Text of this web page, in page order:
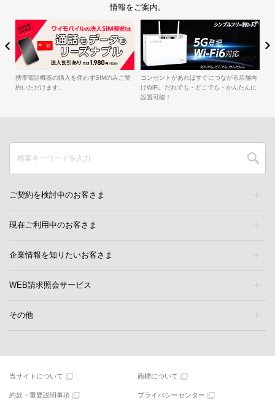
情報をご案内。
携帯電話機器の購入を伴わずSIMのみご契
約いただけます。
コンセントがあればすぐにつながる店舗向
けWiFi。だれでも・どこでも・かんたんに
設置可能！
ご契約を検討中のお客さま
現在ご利用中のお客さま
企業情報を知りたいお客さま
WEB請求照会サービス
その他
当サイトについて 商標について
約款・重要説明事項 プライバシーセンター